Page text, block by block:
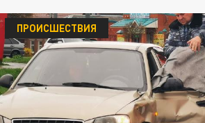
ПРОИСШЕСТВИЯ